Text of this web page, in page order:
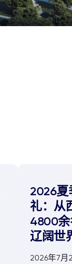
2026夏
礼：从
4800
辽阔世
2026年7月